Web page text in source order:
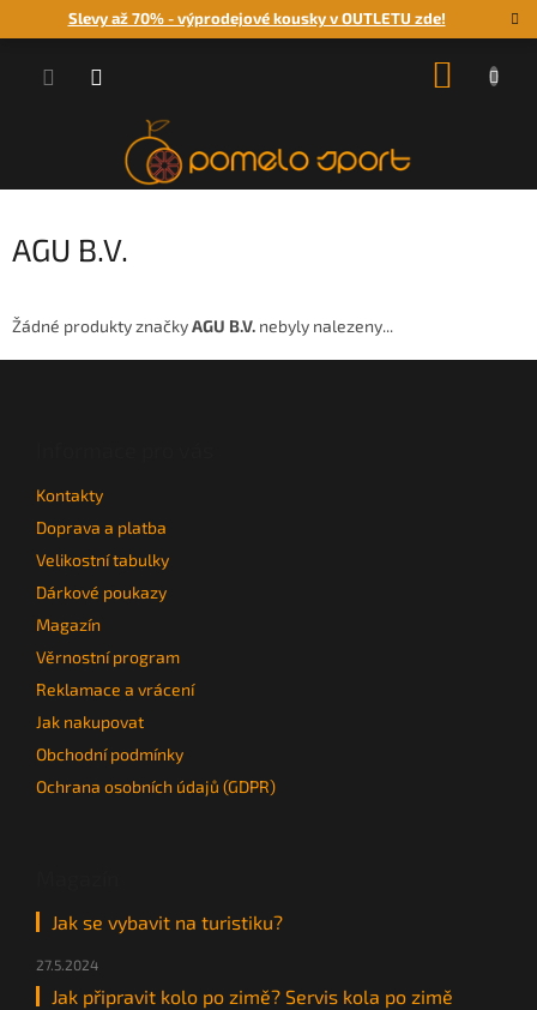
Slevy až 70% - výprodejové kousky v OUTLETU zde!
AGU B.V.
Žádné produkty značkyAGU B.V. nebyly nalezeny...
Kontakty
Doprava a platba
Velikostní tabulky
Dárkové poukazy
Magazín
Věrnostní program
Reklamace a vrácení
Jak nakupovat
Obchodní podmínky
Ochrana osobních údajů (GDPR)
Jak se vybavit na turistiku?
27.5.2024
Jak připravit kolo po zimě? Servis kola po zimě